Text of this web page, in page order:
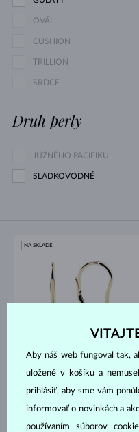
OVÁL
CUSHION
TRILLION
SRDCE
Druh perly
JUŽNÉHO PACIFIKU
SLADKOVODNÉ
ŽLTÉ ZLATO
NA SKLADE
2 170 €
NA SKLADE
Aby náš web fungoval tak,
uložené v košíku a
prihlásiť, aby sme vám
informovať o novinkách a
používaním súborov